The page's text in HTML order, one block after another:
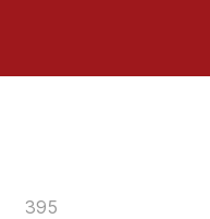
395